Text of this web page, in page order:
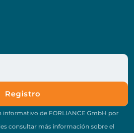
Registro
de FORLIANCE GmbH por
consultar más información sobre el